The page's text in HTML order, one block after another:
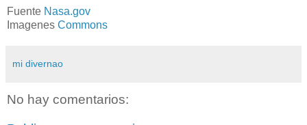
Fuente Nasa.gov
Imagenes Commons
mi divernao
No hay comentarios: